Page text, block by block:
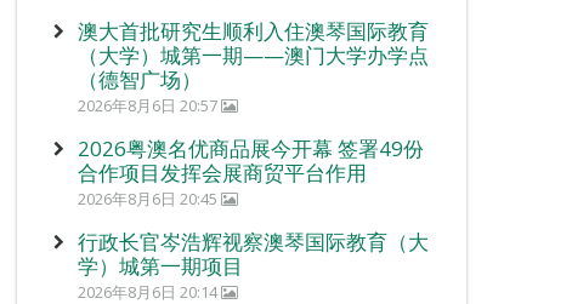
澳大首批研究生顺利入住澳琴国际教育
（大学）城第一期——澳门大学办学点
（德智广场）
2026年8月6日 20:57
2026粤澳名优商品展今开幕 签署49份
合作项目发挥会展商贸平台作用
2026年8月6日 20:45
行政长官岑浩辉视察澳琴国际教育（大
学）城第一期项目
2026年8月6日 20:14